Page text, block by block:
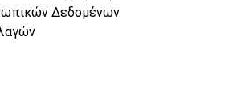
Δεδομένων